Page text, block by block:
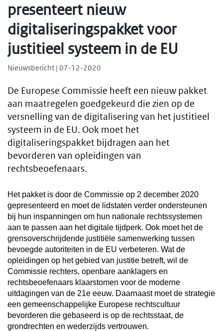
presenteert nieuw
digitaliseringspakket voor
justitieel systeem in de EU
Nieuwsbericht | 07-12-2020
De Europese Commissie heeft een nieuw pakket
aan maatregelen goedgekeurd die zien op de
versnelling van de digitalisering van het justitieel
systeem in de EU. Ook moet het
digitaliseringspakket bijdragen aan het
bevorderen van opleidingen van
rechtsbeoefenaars.
Het pakket is door de Commissie op 2 december 2020
gepresenteerd en moet de lidstaten verder ondersteunen
bij hun inspanningen om hun nationale rechtssystemen
aan te passen aan het digitale tijdperk. Ook moet het de
grensoverschrijdende justitiële samenwerking tussen
bevoegde autoriteiten in de EU verbeteren. Wat de
opleidingen op het gebied van justitie betreft, wil de
Commissie rechters, openbare aanklagers en
rechtsbeoefenaars klaarstomen voor de moderne
uitdagingen van de 21e eeuw. Daarnaast moet de strategie
een gemeenschappelijke Europese rechtscultuur
bevorderen die gebaseerd is op de rechtsstaat, de
grondrechten en wederzijds vertrouwen.